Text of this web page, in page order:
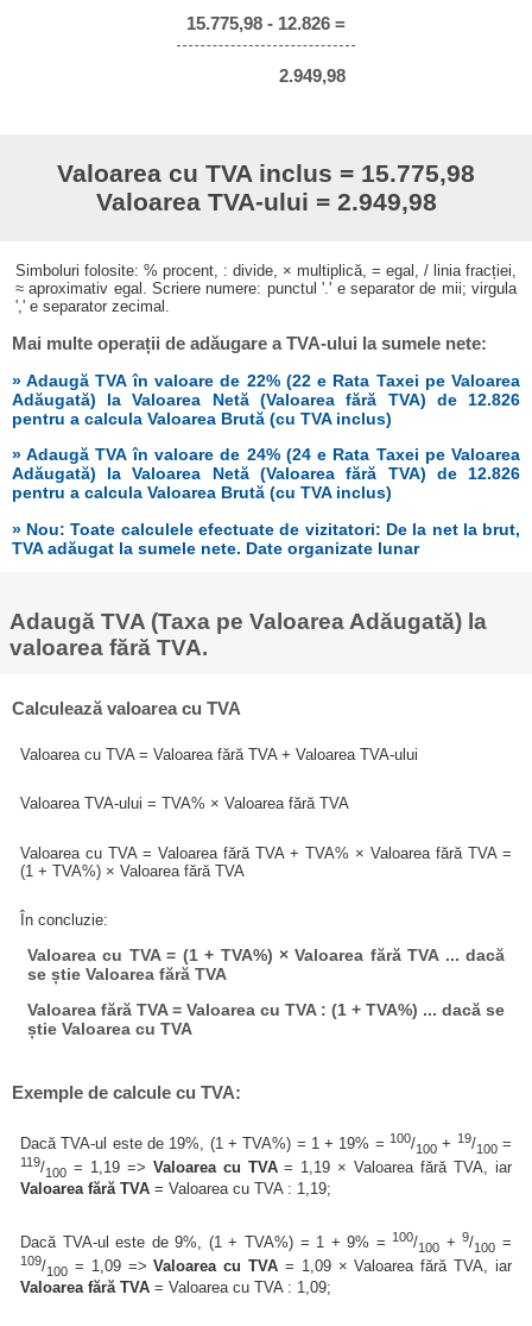
15.775,98 - 12.826 =
2.949,98
Valoarea cu TVA inclus = 15.775,98
Valoarea TVA-ului = 2.949,98
Simboluri folosite: % procent, : divide, × multiplică, = egal, / linia fracției,
≈ aproximativ egal. Scriere numere: punctul '.' e separator de mii; virgula
',' e separator zecimal.
Mai multe operații de adăugare a TVA-ului la sumele nete:
» Adaugă TVA în valoare de 22% (22 e Rata Taxei pe Valoarea
Adăugată) la Valoarea Netă (Valoarea fără TVA) de 12.826
pentru a calcula Valoarea Brută (cu TVA inclus)
» Adaugă TVA în valoare de 24% (24 e Rata Taxei pe Valoarea
Adăugată) la Valoarea Netă (Valoarea fără TVA) de 12.826
pentru a calcula Valoarea Brută (cu TVA inclus)
» Nou: Toate calculele efectuate de vizitatori: De la net la brut,
TVA adăugat la sumele nete. Date organizate lunar
Adaugă TVA (Taxa pe Valoarea Adăugată) la
valoarea fără TVA.
Calculează valoarea cu TVA
Valoarea cu TVA = Valoarea fără TVA + Valoarea TVA-ului
Valoarea TVA-ului = TVA% × Valoarea fără TVA
Valoarea cu TVA = Valoarea fără TVA + TVA% × Valoarea fără TVA =
(1 + TVA%) × Valoarea fără TVA
În concluzie:
Valoarea cu TVA = (1 + TVA%) × Valoarea fără TVA ... dacă
se știe Valoarea fără TVA
Valoarea fără TVA = Valoarea cu TVA : (1 + TVA%) ... dacă se
știe Valoarea cu TVA
Exemple de calcule cu TVA:
Dacă TVA-ul este de 19%, (1 + TVA%) = 1 + 19% = 100/100+ 19/100=
119/100 = 1,19 => Valoarea cu TVA= 1,19 × Valoarea fără TVA, iar
Valoarea fără TVA = Valoarea cu TVA : 1,19;
Dacă TVA-ul este de 9%, (1 + TVA%) = 1 + 9% =100/100 +9/100 =
109/100 = 1,09 =>Valoarea cu TVA = 1,09 × Valoarea fără TVA, iar
Valoarea fără TVA = Valoarea cu TVA : 1,09;